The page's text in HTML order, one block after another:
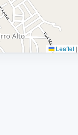
Leaflet |